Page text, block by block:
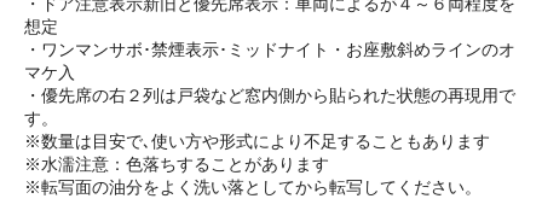
想定
・ワンマンサボ･禁煙表示･ミッドナイト・お座敷斜めラインのオ
マケ入
・優先席の右２列は戸袋など窓内側から貼られた状態の再現用で
す。
※数量は目安で､使い方や形式により不足することもあります
※水濡注意：色落ちすることがあります
※転写面の油分をよく洗い落としてから転写してください。